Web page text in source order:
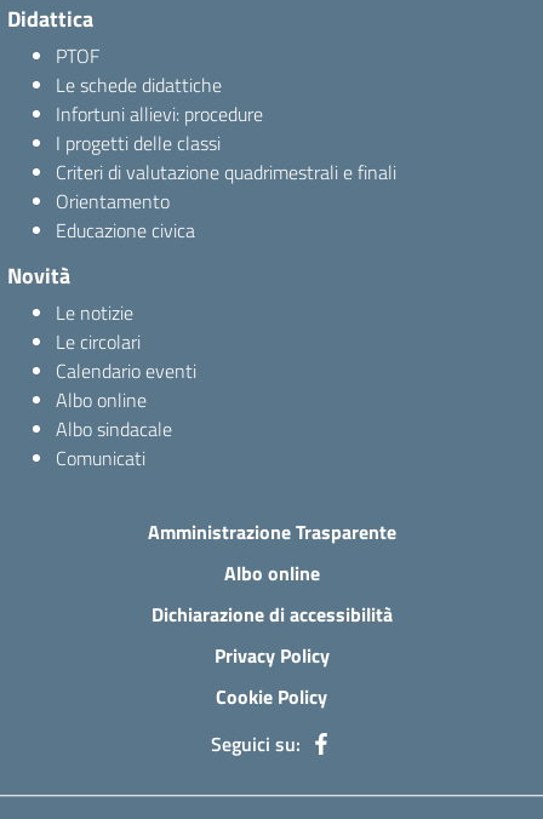
Didattica
PTOF
Le schede didattiche
Infortuni allievi: procedure
I progetti delle classi
Criteri di valutazione quadrimestrali e finali
Orientamento
Educazione civica
Novità
Le notizie
Le circolari
Calendario eventi
Albo online
Albo sindacale
Comunicati
Amministrazione Trasparente
Albo online
Dichiarazione di accessibilità
Privacy Policy
Cookie Policy
Seguici su: